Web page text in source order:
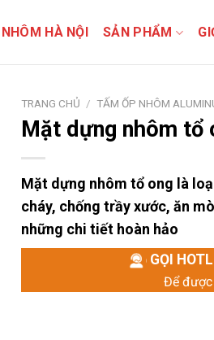
HÀ NỘI SẢN PHẨM
TRANG CHỦ / TẤM ỐP NHÔM
Mặt dựng nhôm tổ
Mặt dựng nhôm tổ ong là
cháy, chống trầy xước, ăn
những chi tiết hoàn hảo
GỌI
Để được